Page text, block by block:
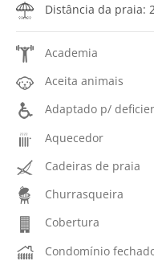
Distância da praia:
Academia
Aceita animais
Adaptado p/
Aquecedor
Cadeiras de praia
Churrasqueira
Cobertura
Condomínio